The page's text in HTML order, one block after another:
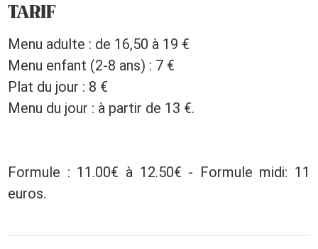
TARIF
Menu adulte : de 16,50 à 19 €
Menu enfant (2-8 ans) : 7 €
Plat du jour : 8 €
Menu du jour : à partir de 13 €.
Formule : 11.00€ à 12.50€ - Formule midi: 11
euros.